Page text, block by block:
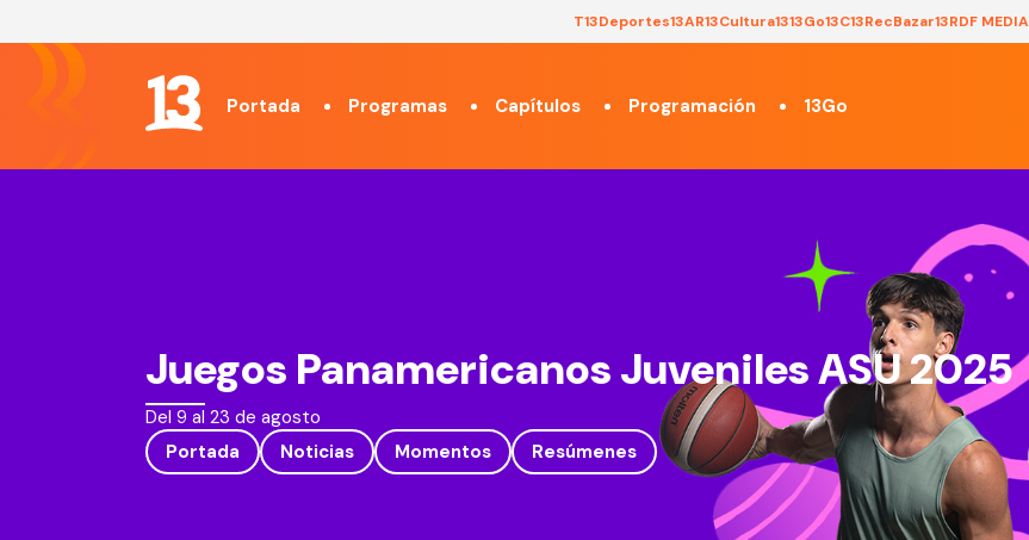
T13Deportes13AR13Cultura1313Go13C13RecBazar13RDF MEDIA
Portada Programas Capítulos Programación 13Go
Juegos Panamericanos Juveniles ASU 2025
Del 9 al 23 de agosto
Portada
Noticias Momentos Resúmenes